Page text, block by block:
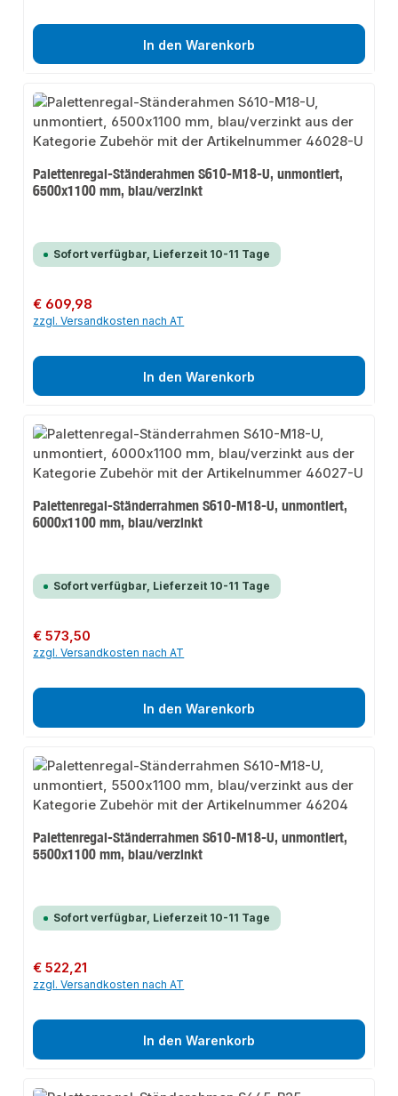
In den Warenkorb
Palettenregal-Ständerahmen S610-M18-U, unmontiert,
6500x1100 mm, blau/verzinkt
Sofort verfügbar, Lieferzeit 10-11 Tage
Regulärer Preis:
€ 609,98
zzgl. Versandkosten nach AT
In den Warenkorb
Palettenregal-Ständerrahmen S610-M18-U, unmontiert,
6000x1100 mm, blau/verzinkt
Sofort verfügbar, Lieferzeit 10-11 Tage
Regulärer Preis:
€ 573,50
zzgl. Versandkosten nach AT
In den Warenkorb
Palettenregal-Ständerrahmen S610-M18-U, unmontiert,
5500x1100 mm, blau/verzinkt
Sofort verfügbar, Lieferzeit 10-11 Tage
Regulärer Preis:
€ 522,21
zzgl. Versandkosten nach AT
In den Warenkorb